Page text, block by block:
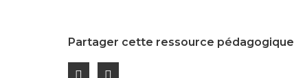
Partager cette ressource pédagogique